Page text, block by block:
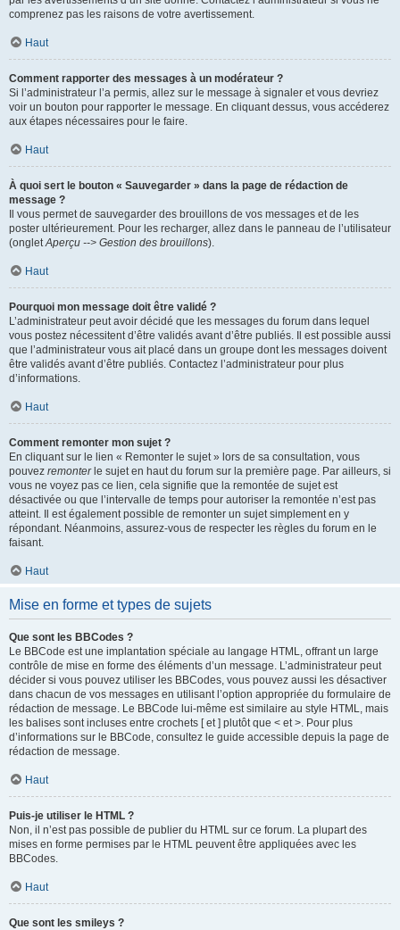
comprenez pas les raisons de votre avertissement.
Haut
Comment rapporter des messages à un modérateur ?
Si l’administrateur l’a permis, allez sur le message à signaler et vous devriez
voir un bouton pour rapporter le message. En cliquant dessus, vous accéderez
aux étapes nécessaires pour le faire.
Haut
À quoi sert le bouton « Sauvegarder » dans la page de rédaction de
message ?
Il vous permet de sauvegarder des brouillons de vos messages et de les
poster ultérieurement. Pour les recharger, allez dans le panneau de l’utilisateur
(ongletAperçu --> Gestion des brouillons).
Haut
Pourquoi mon message doit être validé ?
L’administrateur peut avoir décidé que les messages du forum dans lequel
vous postez nécessitent d’être validés avant d’être publiés. Il est possible aussi
que l’administrateur vous ait placé dans un groupe dont les messages doivent
être validés avant d’être publiés. Contactez l’administrateur pour plus
d’informations.
Haut
Comment remonter mon sujet ?
En cliquant sur le lien « Remonter le sujet » lors de sa consultation, vous
pouvez remonterle sujet en haut du forum sur la première page. Par ailleurs, si
vous ne voyez pas ce lien, cela signifie que la remontée de sujet est
désactivée ou que l’intervalle de temps pour autoriser la remontée n’est pas
atteint. Il est également possible de remonter un sujet simplement en y
répondant. Néanmoins, assurez-vous de respecter les règles du forum en le
faisant.
Haut
Mise en forme et types de sujets
Que sont les BBCodes ?
Le BBCode est une implantation spéciale au langage HTML, offrant un large
contrôle de mise en forme des éléments d’un message. L’administrateur peut
décider si vous pouvez utiliser les BBCodes, vous pouvez aussi les désactiver
dans chacun de vos messages en utilisant l’option appropriée du formulaire de
rédaction de message. Le BBCode lui-même est similaire au style HTML, mais
les balises sont incluses entre crochets [ et ] plutôt que < et >. Pour plus
d’informations sur le BBCode, consultez le guide accessible depuis la page de
rédaction de message.
Haut
Puis-je utiliser le HTML ?
Non, il n’est pas possible de publier du HTML sur ce forum. La plupart des
mises en forme permises par le HTML peuvent être appliquées avec les
BBCodes.
Haut
Que sont les smileys ?